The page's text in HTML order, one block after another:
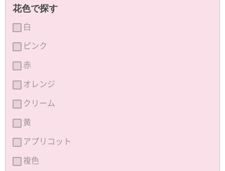
花色で探す
白
ピンク
赤
オレンジ
クリーム
黄
アプリコット
複色